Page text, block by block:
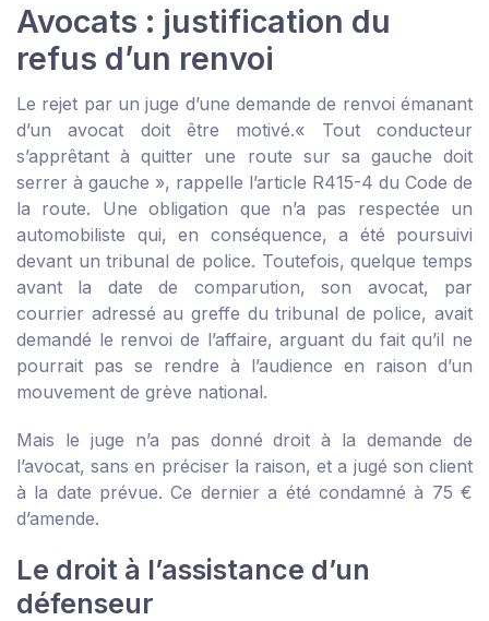
Avocats : justification du
refus d’un renvoi
Le rejet par un juge d’une demande de renvoi émanant
d’un avocat doit être motivé.« Tout conducteur
s’apprêtant à quitter une route sur sa gauche doit
serrer à gauche », rappelle l’article R415-4 du Code de
la route. Une obligation que n’a pas respectée un
automobiliste qui, en conséquence, a été poursuivi
devant un tribunal de police. Toutefois, quelque temps
avant la date de comparution, son avocat, par
courrier adressé au greffe du tribunal de police, avait
demandé le renvoi de l’affaire, arguant du fait qu’il ne
pourrait pas se rendre à l’audience en raison d’un
mouvement de grève national.
Mais le juge n’a pas donné droit à la demande de
l’avocat, sans en préciser la raison, et a jugé son client
à la date prévue. Ce dernier a été condamné à 75 €
d’amende.
Le droit à l’assistance d’un
défenseur